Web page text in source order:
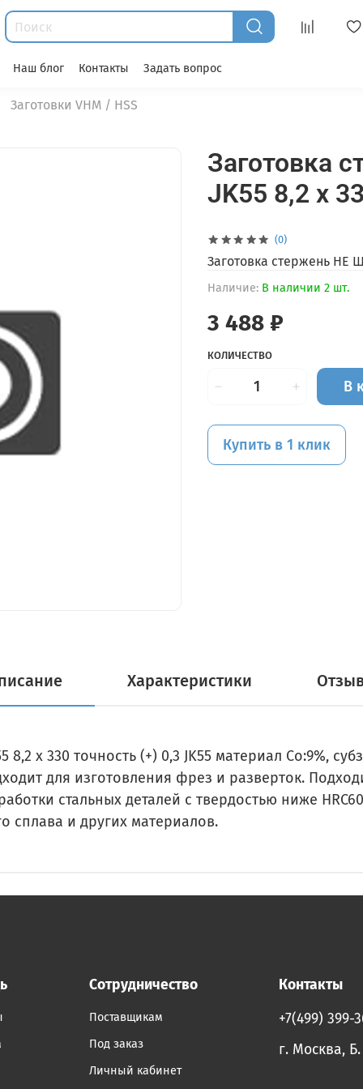
Наш блог Контакты Задать вопрос
Заготовки VHM / HSS
(0)
Наличие: В наличии 2 шт.
Заготовка
JK55 8,2 х
3 488 ₽
КОЛИЧЕСТВО
В
Купить в 1 клик
Заготовка стержень НЕ
Характеристики
х 330 точность (+) 0,3 JK55 материал Co:9%,
для изготовления фрез и разверток.
стальных деталей с твердостью ниже
сплава и других материалов.
Сотрудничество
Поставщикам
Под заказ
Личный кабинет
Контакты
+7(499) 399-
г. Москва,